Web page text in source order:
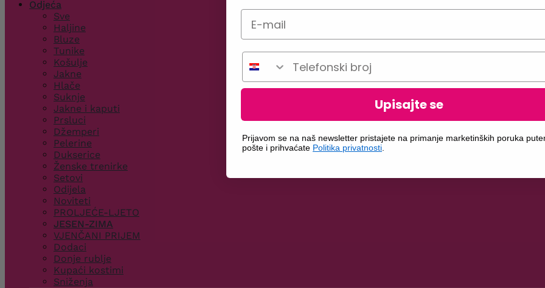
Odjeća
Sve
Haljine
Bluze
Tunike
Košulje
Jakne
Hlače
Suknje
Jakne i kaputi
Prsluci
Džemperi
Pelerine
Dukserice
Ženske trenirke
Setovi
Odijela
Noviteti
PROLJEĆE-LJETO
JESEN-ZIMA
VJENČANI PRIJEM
Dodaci
Donje rublje
Kupaći kostimi
Sniženja
Telefonski broj
Upisajte se
Prijavom se na naš newsletter pristajete na primanje marketinških poruka
pošte i prihvaćate Politika privatnosti